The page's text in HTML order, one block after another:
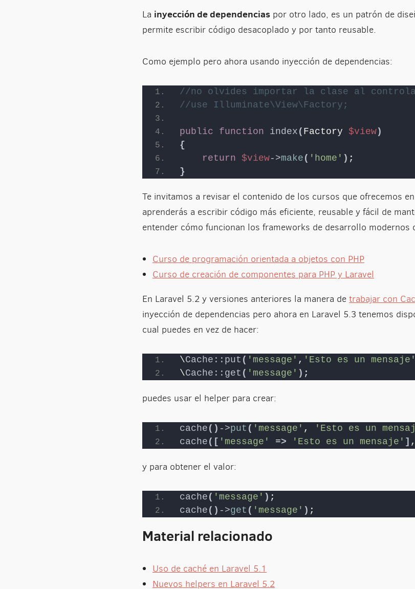
La inyección de dependencias por otro lado, es un patrón de
permite escribir código desacoplado y por tanto reusable.
Como ejemplo pero ahora usando inyección de dependencias:
//no olvides importar la clase al
//use Illuminate\View\Factory;
public function index ( Factory $view)
{
return $view->make ( 'home' ) ;
}
Te invitamos a revisar el contenido de los cursos que ofrecemos
aprenderás a escribir código más eficiente, reusable y fácil de
entender cómo funcionan los frameworks de desarrollo modernos
Curso de programación orientada a objetos con PHP
Curso de creación de componentes para PHP y Laravel
En Laravel 5.2 y versiones anteriores la manera de trabajar con
inyección de dependencias pero ahora en Laravel 5.3 tenemos
cual puedes en vez de hacer:
\Cache::put ( 'message' , 'Esto es un mensaje'
\Cache::get ( 'message' ) ;
puedes usar el helper para crear:
cache () ->put ( 'message' , 'Esto es un
cache ([ 'message' => 'Esto es un mensaje' ]
y para obtener el valor:
cache ( 'message' ) ;
cache () ->get ( 'message' ) ;
Material relacionado
Uso de caché en Laravel 5.1
Nuevos helpers en Laravel 5.2